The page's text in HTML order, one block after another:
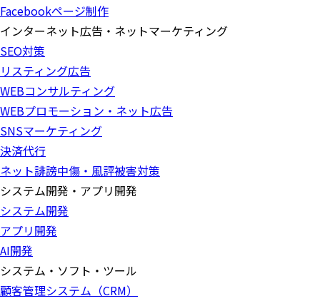
Facebookページ制作
インターネット広告・ネットマーケティング
SEO対策
リスティング広告
WEBコンサルティング
WEBプロモーション・ネット広告
SNSマーケティング
決済代行
ネット誹謗中傷・風評被害対策
システム開発・アプリ開発
システム開発
アプリ開発
AI開発
システム・ソフト・ツール
顧客管理システム（CRM）